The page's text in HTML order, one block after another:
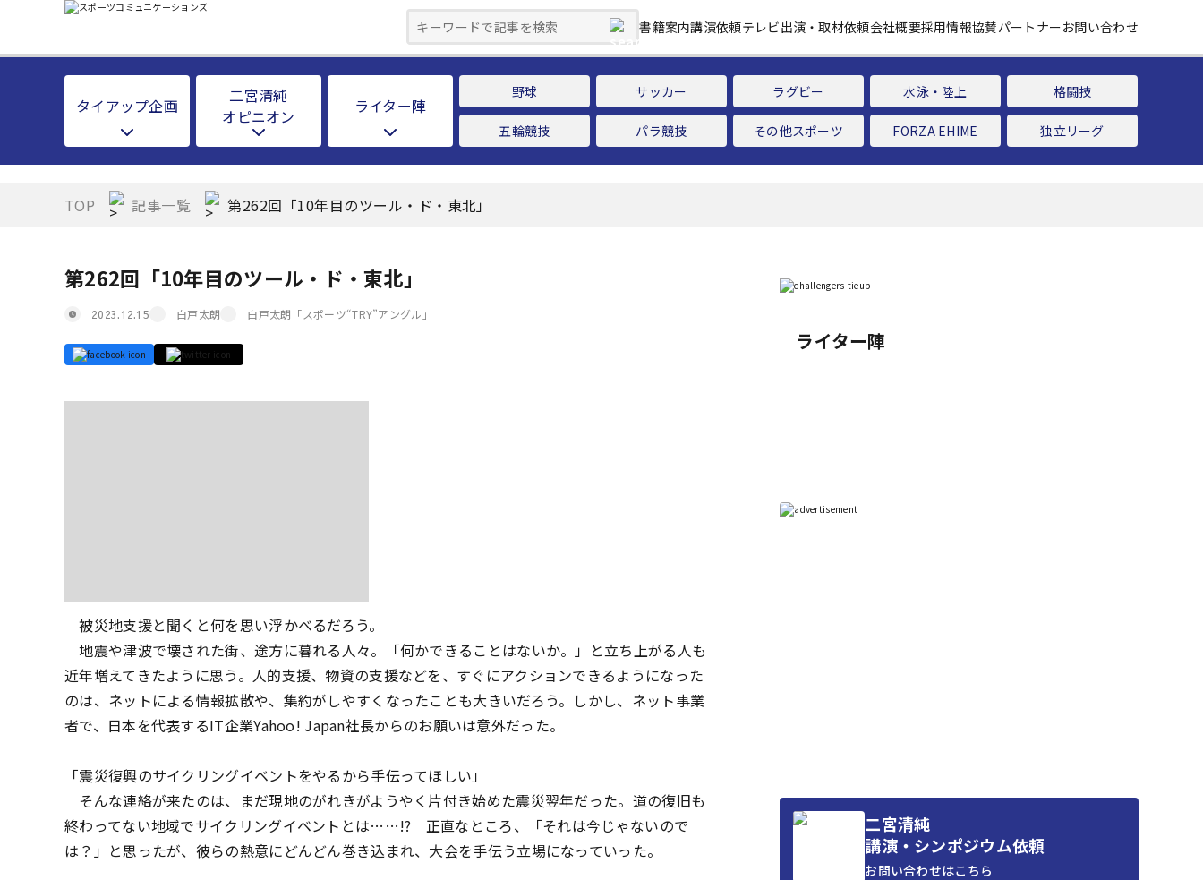
書籍案内講演依頼テレビ出演・取材依頼会社概要採用情報協賛パートナーお問い合わせ
タイアップ企画
二宮清純
オピニオン
ライター陣
野球 サッカー ラグビー 水泳・陸上 格闘技
五輪競技 パラ競技 その他スポーツ FORZA EHIME 独立リーグ
TOP 記事一覧 第262回「10年目のツール・ド・東北」
第262回「10年目のツール・ド・東北」
2023.12.15 白戸太朗 白戸太朗「スポーツ“TRY”アングル」
被災地支援と聞くと何を思い浮かべるだろう。
地震や津波で壊された街、途方に暮れる人々。「何かできることはないか。」と立ち上がる人も
近年増えてきたように思う。人的支援、物資の支援などを、すぐにアクションできるようになった
のは、ネットによる情報拡散や、集約がしやすくなったことも大きいだろう。しかし、ネット事業
者で、日本を代表するIT企業Yahoo! Japan社長からのお願いは意外だった。
「震災復興のサイクリングイベントをやるから手伝ってほしい」
そんな連絡が来たのは、まだ現地のがれきがようやく片付き始めた震災翌年だった。道の復旧も
終わってない地域でサイクリングイベントとは……!? 正直なところ、「それは今じゃないので
は？」と思ったが、彼らの熱意にどんどん巻き込まれ、大会を手伝う立場になっていった。
ライター陣
二宮清純
講演・シンポジウム依頼
お問い合わせはこちら